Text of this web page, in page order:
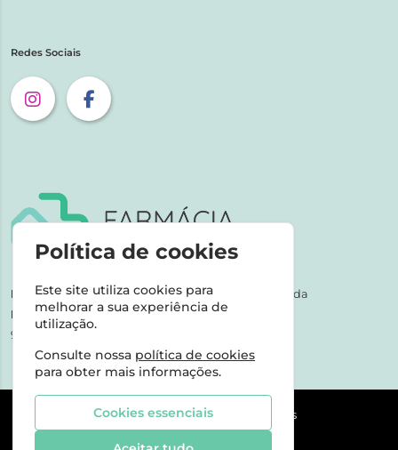
Redes Sociais
NIPC:507 590 490 | Farmácias Tarige Unipessoal Lda
Horário de Atendimento:
9-17h dias úteis
©2026 Todos os direitos reservados
Política de cookies
Este site utiliza cookies para
melhorar a sua experiência de
utilização.
Consulte nossa política de cookies
para obter mais informações.
Cookies essenciais